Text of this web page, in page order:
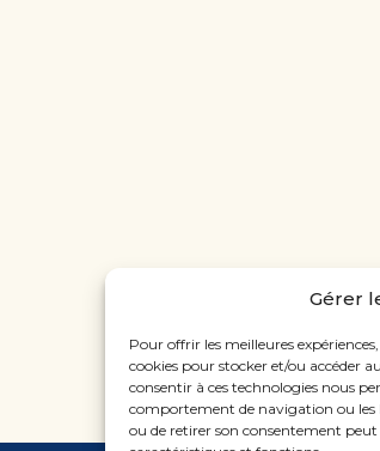
Gérer
Pour offrir les meilleures
cookies pour stocker et/ou accéder
consentir à ces technologies nous
comportement de navigation ou les
ou de retirer son consentement